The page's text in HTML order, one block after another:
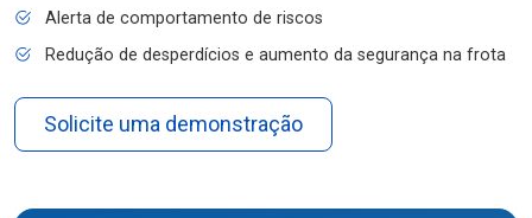
Alerta de comportamento de riscos
Redução de desperdícios e aumento da segurança na frota
Solicite uma demonstração